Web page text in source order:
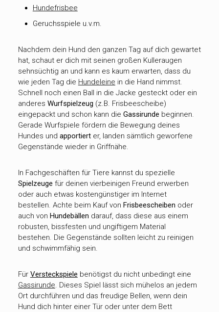
Hundefrisbee
Geruchsspiele u.v.m.
Nachdem dein Hund den ganzen Tag auf dich gewartet
hat, schaut er dich mit seinen großen Kulleraugen
sehnsüchtig an und kann es kaum erwarten, dass du
wie jeden Tag die Hundeleine in die Hand nimmst.
Schnell noch einen Ball in die Jacke gesteckt oder ein
anderes Wurfspielzeug (z.B. Frisbeescheibe)
eingepackt und schon kann die Gassirunde beginnen.
Gerade Wurfspiele fördern die Bewegung deines
Hundes und apportierter, landen sämtlich geworfene
Gegenstände wieder in Griffnähe.
In Fachgeschäften für Tiere kannst du spezielle
Spielzeuge für deinen vierbeinigen Freund erwerben
oder auch etwas kostengünstiger im Internet
bestellen. Achte beim Kauf von Frisbeescheiben oder
auch von Hundebällen darauf, dass diese aus einem
robusten, bissfesten und ungiftigem Material
bestehen. Die Gegenstände sollten leicht zu reinigen
und schwimmfähig sein.
Für Versteckspiele benötigst du nicht unbedingt eine
Gassirunde. Dieses Spiel lässt sich mühelos an jedem
Ort durchführen und das freudige Bellen, wenn dein
Hund dich hinter einer Tür oder unter dem Bett